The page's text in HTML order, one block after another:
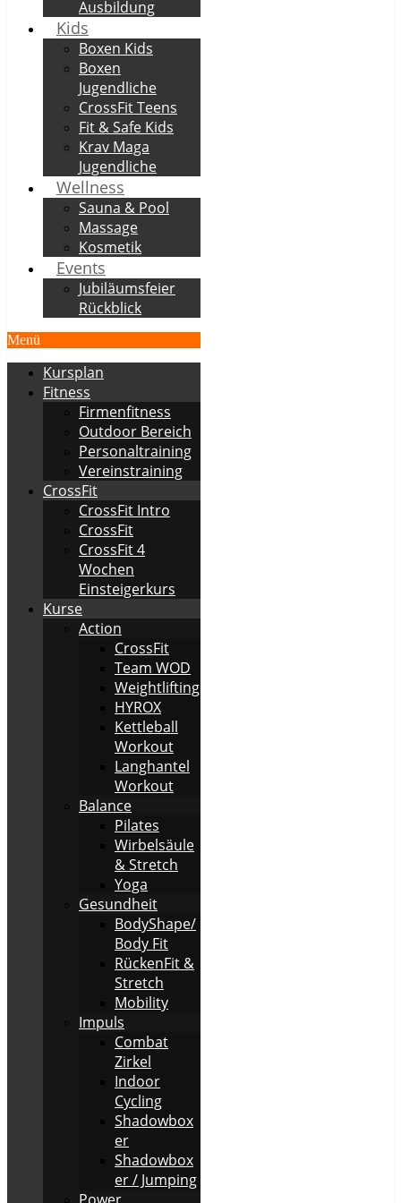
Ausbildung
Kids
Boxen Kids
Boxen
Jugendliche
CrossFit Teens
Fit & Safe Kids
Krav Maga
Jugendliche
Wellness
Sauna & Pool
Massage
Kosmetik
Events
Jubiläumsfeier
Rückblick
Menü
Kursplan
Fitness
Firmenfitness
Outdoor Bereich
Personaltraining
Vereinstraining
CrossFit
CrossFit Intro
CrossFit
CrossFit 4
Wochen
Einsteigerkurs
Kurse
Action
CrossFit
Team WOD
Weightlifting
HYROX
Kettleball
Workout
Langhantel
Workout
Balance
Pilates
Wirbelsäule
& Stretch
Yoga
Gesundheit
BodyShape/
Body Fit
RückenFit &
Stretch
Mobility
Impuls
Combat
Zirkel
Indoor
Cycling
Shadowbox
er
Shadowbox
er / Jumping